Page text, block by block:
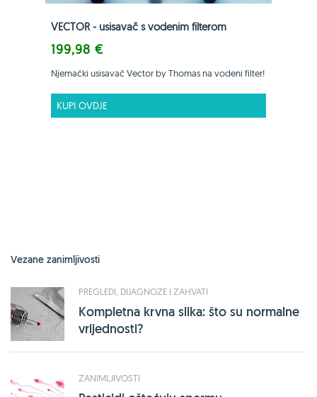
VECTOR - usisavač s vodenim filterom
199,98 €
Njemački usisavač Vector by Thomas na vodeni filter!
KUPI OVDJE
Vezane zanimljivosti
PREGLEDI, DIJAGNOZE I ZAHVATI
Kompletna krvna slika: što su normalne
vrijednosti?
ZANIMLJIVOSTI